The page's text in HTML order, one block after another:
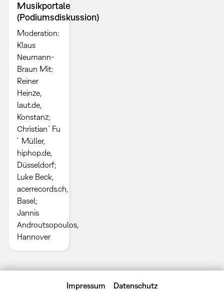
Musikportale
(Podiumsdiskussion)
Moderation:
Klaus
Neumann-
Braun Mit:
Reiner
Heinze,
laut.de,
Konstanz;
Christian `Fu
´ Müller,
hiphop.de,
Düsseldorf;
Luke Beck,
acerrecords.ch,
Basel;
Jannis
Androutsopoulos,
Hannover
Impressum Datenschutz